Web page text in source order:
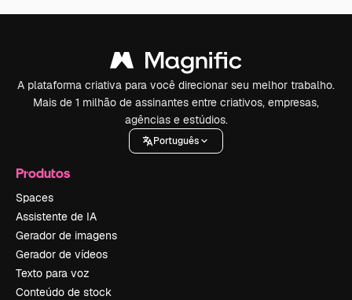
A plataforma criativa para você direcionar seu melhor trabalho.
Mais de 1 milhão de assinantes entre criativos, empresas,
agências e estúdios.
Português
Produtos
Spaces
Assistente de IA
Gerador de imagens
Gerador de vídeos
Texto para voz
Conteúdo de stock